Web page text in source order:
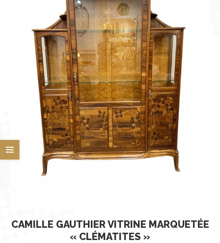
CAMILLE GAUTHIER VITRINE MARQUETÉE
« CLÉMATITES »